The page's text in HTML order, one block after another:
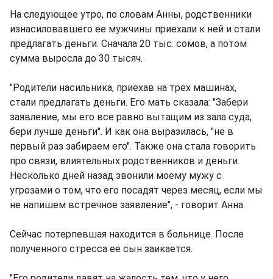
На следующее утро, по словам Анны, родственники
изнасиловавшего ее мужчины приехали к ней и стали
предлагать деньги. Сначала 20 тыс. сомов, а потом
сумма выросла до 30 тысяч.
"Родители насильника, приехав на трех машинах,
стали предлагать деньги. Его мать сказала: "Забери
заявление, мы его все равно вытащим из зала суда,
бери лучше деньги". И как она выразилась, "не в
первый раз забираем его". Также она стала говорить
про связи, влиятельных родственников и деньги.
Несколько дней назад звонили моему мужу с
угрозами о том, что его посадят через месяц, если мы
не напишем встречное заявление", - говорит Анна.
Сейчас потерпевшая находится в больнице. После
полученного стресса ее сын заикается.